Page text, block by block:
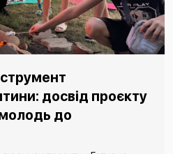
досвід проєкту
молодь до